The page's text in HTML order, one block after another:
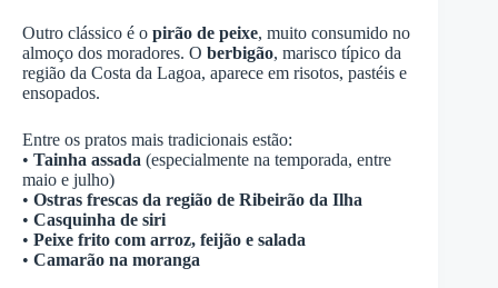
Outro clássico é o pirão de peixe, muito consumido no
almoço dos moradores. O berbigão, marisco típico da
região da Costa da Lagoa, aparece em risotos, pastéis e
ensopados.
Entre os pratos mais tradicionais estão:
• Tainha assada (especialmente na temporada, entre
maio e julho)
• Ostras frescas da região de Ribeirão da Ilha
• Casquinha de siri
• Peixe frito com arroz, feijão e salada
• Camarão na moranga